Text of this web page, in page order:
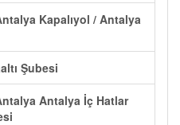
Kapalıyol / Antalya
Şubesi
Antalya İç Hatlar